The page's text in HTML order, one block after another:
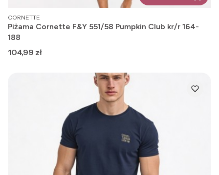
PRODUCENT
CORNETTE
Piżama Cornette F&Y 551/58 Pumpkin Club kr/r 164-
188
Cena
104,99 zł